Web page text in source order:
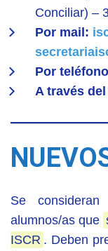
Conciliar) –
Por mail:
Por teléfono
A través
Se consideran
alumnos/as que
ISCR . Deben